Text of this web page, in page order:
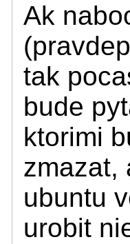
Ak
tak
bude
ktorimi
zmazat,
ubuntu
urobit